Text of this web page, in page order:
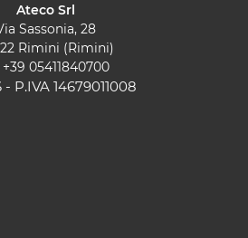
Ateco Srl
Sassonia, 28
Rimini (Rimini)
+39 05411840700
P.IVA 14679011008